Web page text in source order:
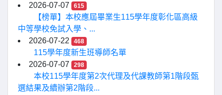
2026-07-07
615
【榜單】本校應屆畢業生115學年度彰化區高級
中等學校免試入學、...
2026-07-22
468
115學年度新生班導師名單
2026-07-07
298
本校115學年度第2次代理及代課教師第1階段甄
選結果及續辦第2階段...